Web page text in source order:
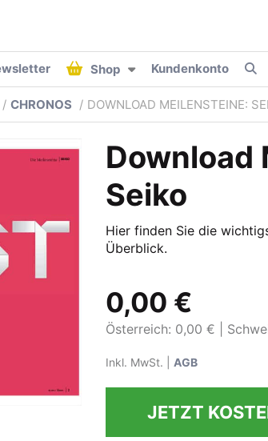
Shop Kundenkonto
CHRONOS DOWNLOAD MEILENSTEINE:
Download
Seiko
Hier finden Sie die
Überblick.
0,00 €
Österreich: 0,00 €
Inkl. MwSt. | AGB
JETZT